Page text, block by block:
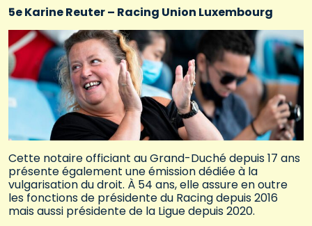
5e Karine Reuter – Racing Union Luxembourg
Cette notaire officiant au Grand-Duché depuis 17 ans
présente également une émission dédiée à la
vulgarisation du droit. À 54 ans, elle assure en outre
les fonctions de présidente du Racing depuis 2016
mais aussi présidente de la Ligue depuis 2020.